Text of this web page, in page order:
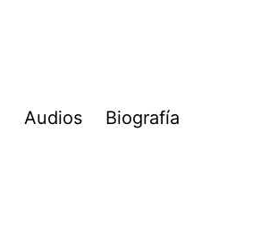
Abrir
Audios Biografía